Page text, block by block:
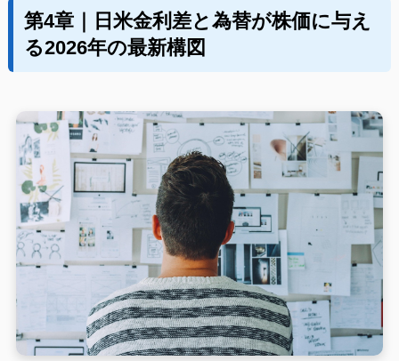
第4章｜日米金利差と為替が株価に与え
る2026年の最新構図